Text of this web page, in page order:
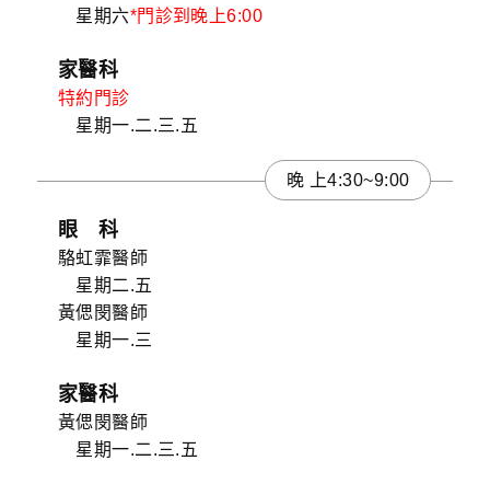
星期六*門診到晚上6:00
家醫科
特約門診
星期一.二.三.五
晚 上4:30~9:00
眼 科
駱虹霏醫師
星期二.五
黃偲閔醫師
星期一.三
家醫科
黃偲閔醫師
星期一.二.三.五